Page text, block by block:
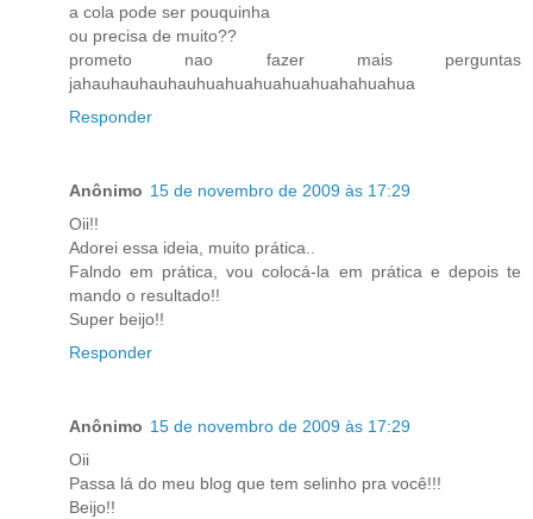
a cola pode ser pouquinha
ou precisa de muito??
prometo nao fazer mais perguntas
jahauhauhauhauhuahuahuahuahuahahuahua
Responder
Anônimo 15 de novembro de 2009 às 17:29
Oii!!
Adorei essa ideia, muito prática..
Falndo em prática, vou colocá-la em prática e depois te
mando o resultado!!
Super beijo!!
Responder
Anônimo 15 de novembro de 2009 às 17:29
Oii
Passa lá do meu blog que tem selinho pra você!!!
Beijo!!